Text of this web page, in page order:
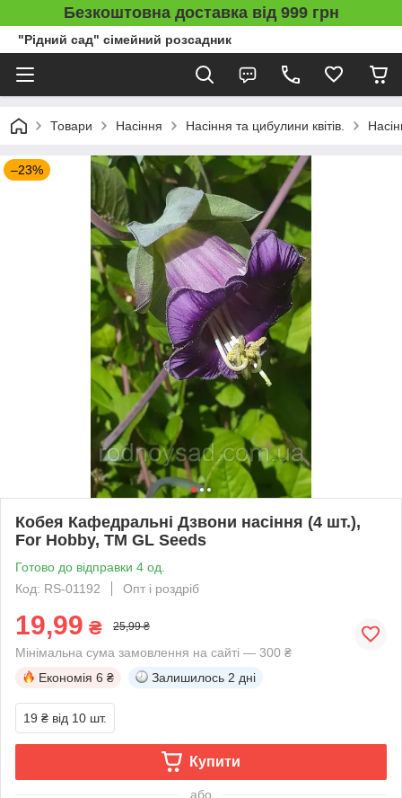
Безкоштовна доставка від 999 грн
"Рідний сад" сімейний розсадник
Товари Насіння Насіння та цибулини квітів.
–23%
Кобея Кафедральні Дзвони насіння (4 шт.),
For Hobby, TM GL Seeds
Готово до відправки 4 од.
Код: RS-01192
Опт і роздріб
19,99 ₴ 25,99 ₴
Мінімальна сума замовлення на сайті — 300 ₴
Економія 6 ₴ Залишилось 2 дні
19 ₴ від 10 шт.
Купити
або